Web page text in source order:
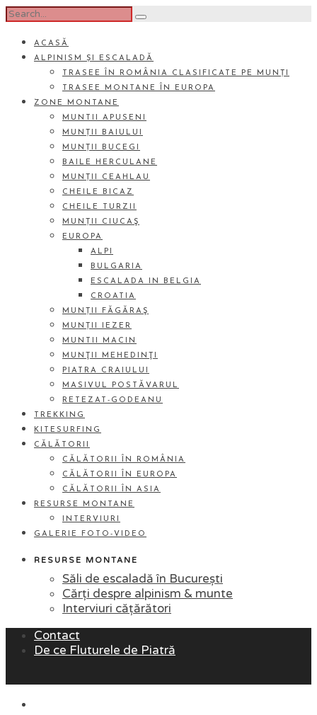
ACASĂ
ALPINISM ȘI ESCALADĂ
TRASEE ÎN ROMÂNIA CLASIFICATE PE MUNȚI
TRASEE MONTANE ÎN EUROPA
ZONE MONTANE
MUNTII APUSENI
MUNȚII BAIULUI
MUNȚII BUCEGI
BAILE HERCULANE
MUNȚII CEAHLAU
CHEILE BICAZ
CHEILE TURZII
MUNȚII CIUCAŞ
EUROPA
ALPI
BULGARIA
ESCALADA IN BELGIA
CROATIA
MUNȚII FĂGĂRAŞ
MUNȚII IEZER
MUNTII MACIN
MUNŢII MEHEDINŢI
PIATRA CRAIULUI
MASIVUL POSTĂVARUL
RETEZAT-GODEANU
TREKKING
KITESURFING
CĂLĂTORII
CĂLĂTORII ÎN ROMÂNIA
CĂLĂTORII ÎN EUROPA
CĂLĂTORII ÎN ASIA
RESURSE MONTANE
INTERVIURI
GALERIE FOTO-VIDEO
RESURSE MONTANE
Săli de escaladă în București
Cărți despre alpinism & munte
Interviuri cățărători
Contact
De ce Fluturele de Piatră